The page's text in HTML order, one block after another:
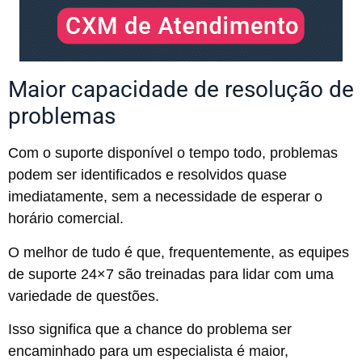
Maior capacidade de resolução de
problemas
Com o suporte disponível o tempo todo, problemas
podem ser identificados e resolvidos quase
imediatamente, sem a necessidade de esperar o
horário comercial.
O melhor de tudo é que, frequentemente, as equipes
de suporte 24×7 são treinadas para lidar com uma
variedade de questões.
Isso significa que a chance do problema ser
encaminhado para um especialista é maior,